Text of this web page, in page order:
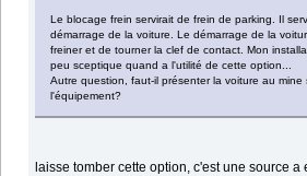
Le blocage frein servirait de frein de parking. Il
démarrage de la voiture. Le démarrage de la
freiner et de tourner la clef de contact. Mon
peu sceptique quand a l'utilité de cette option...
Autre question, faut-il présenter la voiture au mine
l'équipement?
laisse tomber cette option, c'est une source a